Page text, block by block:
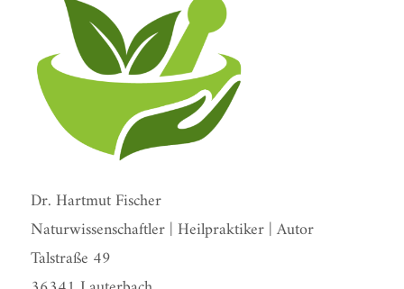
Dr. Hartmut Fischer
Naturwissenschaftler | Heilpraktiker | Autor
Talstraße 49